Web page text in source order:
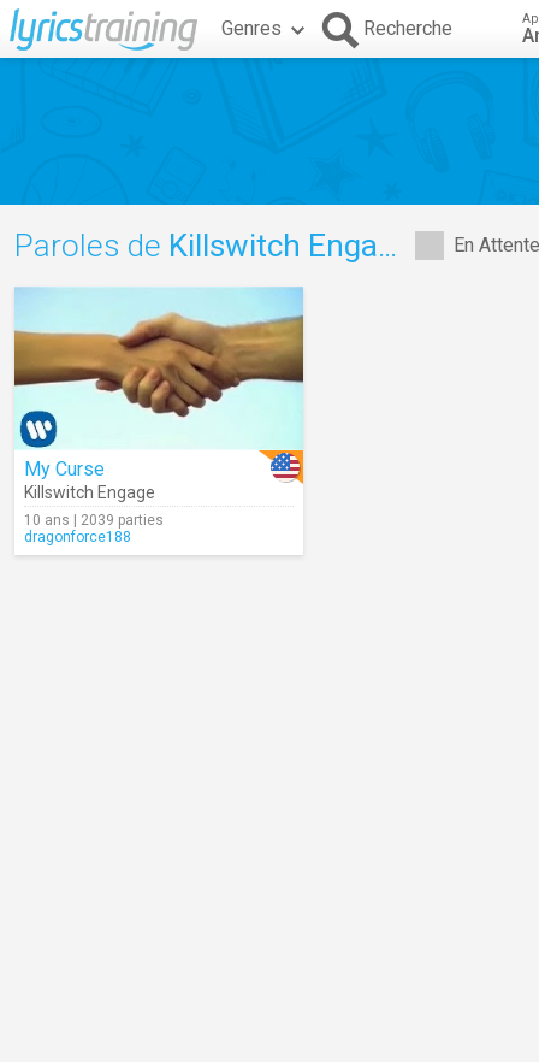
Genres Recherche
En
Paroles de Killswitch Engage
My Curse
Killswitch Engage
10 ans | 2039 parties
dragonforce188